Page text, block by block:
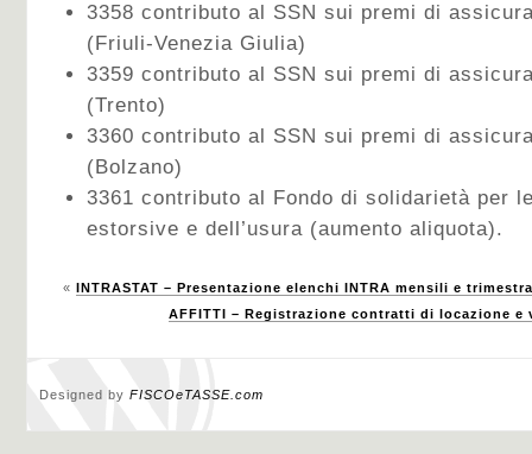
3358 contributo al SSN sui premi di
(Friuli-Venezia Giulia)
3359 contributo al SSN sui premi di
(Trento)
3360 contributo al SSN sui premi di
(Bolzano)
3361 contributo al Fondo di solidarietà per
estorsive e dell’usura (aumento aliquota).
« INTRASTAT – Presentazione elenchi INTRA mensili e
AFFITTI – Registrazione contratti di locazione
Designed by FISCOeTASSE.com